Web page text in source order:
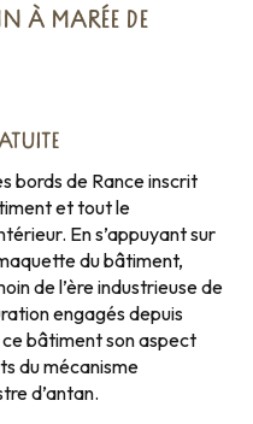
À MARÉE DE
bords de Rance inscrit
et tout le
En s’appuyant sur
du bâtiment,
de l’ère industrieuse de
engagés depuis
bâtiment son aspect
du mécanisme
d’antan.